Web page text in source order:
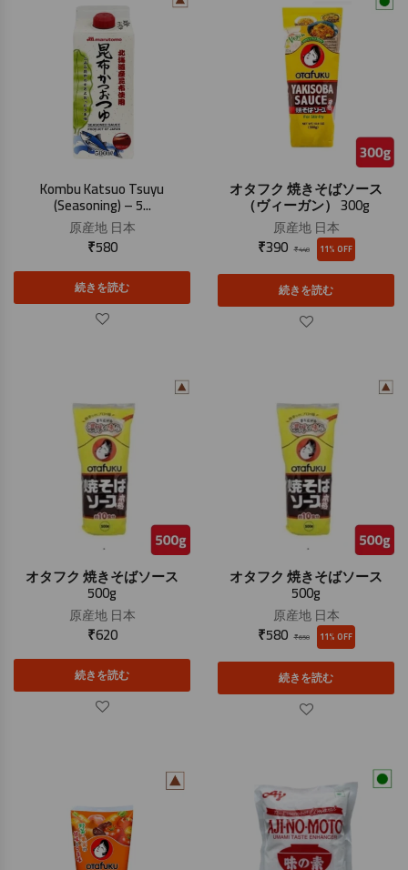
Kombu Katsuo Tsuyu
(Seasoning) – 5...
原産地日本
₹580
続きを読む
オタフク 焼きそばソース
（ヴィーガン） 300g
原産地日本
₹440
₹390 11% OFF
続きを読む
オタフク 焼きそばソース
500g
原産地日本
₹620
続きを読む
オタフク 焼きそばソース
500g
原産地日本
₹650
₹580 11% OFF
続きを読む